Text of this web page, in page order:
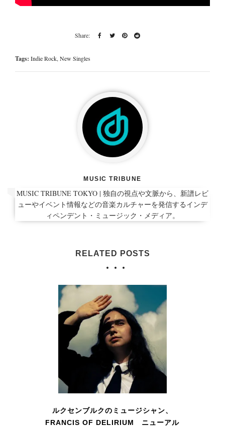
Tags: Indie Rock,New Singles
MUSIC TRIBUNE
MUSIC TRIBUNE TOKYO | 独自の視点や文脈から、新譜レビ
ューやイベント情報などの音楽カルチャーを発信するインデ
ィペンデント・ミュージック・メディア。
RELATED POSTS
ルクセンブルクのミュージシャン、
FRANCIS OF DELIRIUM ニューアル